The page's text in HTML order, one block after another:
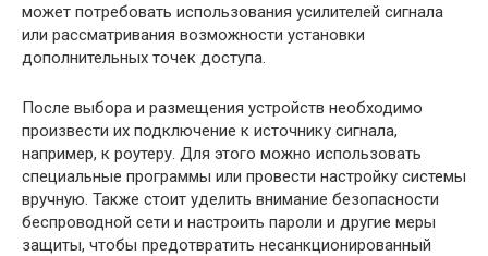
может потребовать использования усилителей сигнала
или рассматривания возможности установки
дополнительных точек доступа.
После выбора и размещения устройств необходимо
произвести их подключение к источнику сигнала,
например, к роутеру. Для этого можно использовать
специальные программы или провести настройку системы
вручную. Также стоит уделить внимание безопасности
беспроводной сети и настроить пароли и другие меры
защиты, чтобы предотвратить несанкционированный